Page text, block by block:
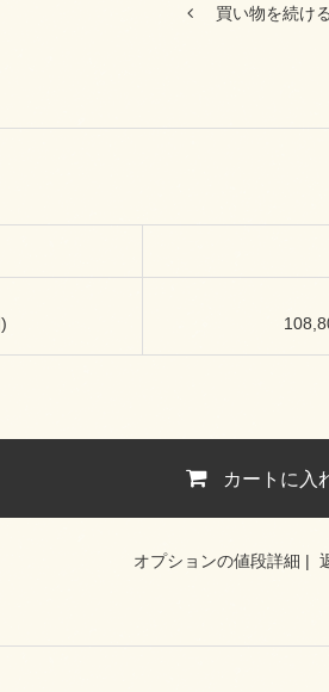
買い物を続ける
カートに入
オプションの値段詳細 |